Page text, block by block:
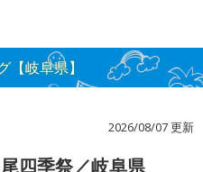
【岐阜県】
2026/08/07 更新
四季祭／岐阜県